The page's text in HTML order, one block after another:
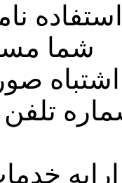
شما
اشتباه